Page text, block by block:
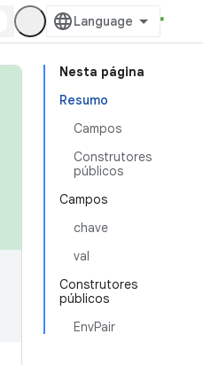
Nesta página
Resumo
Campos
Construtores
públicos
Campos
chave
val
Construtores
públicos
EnvPair